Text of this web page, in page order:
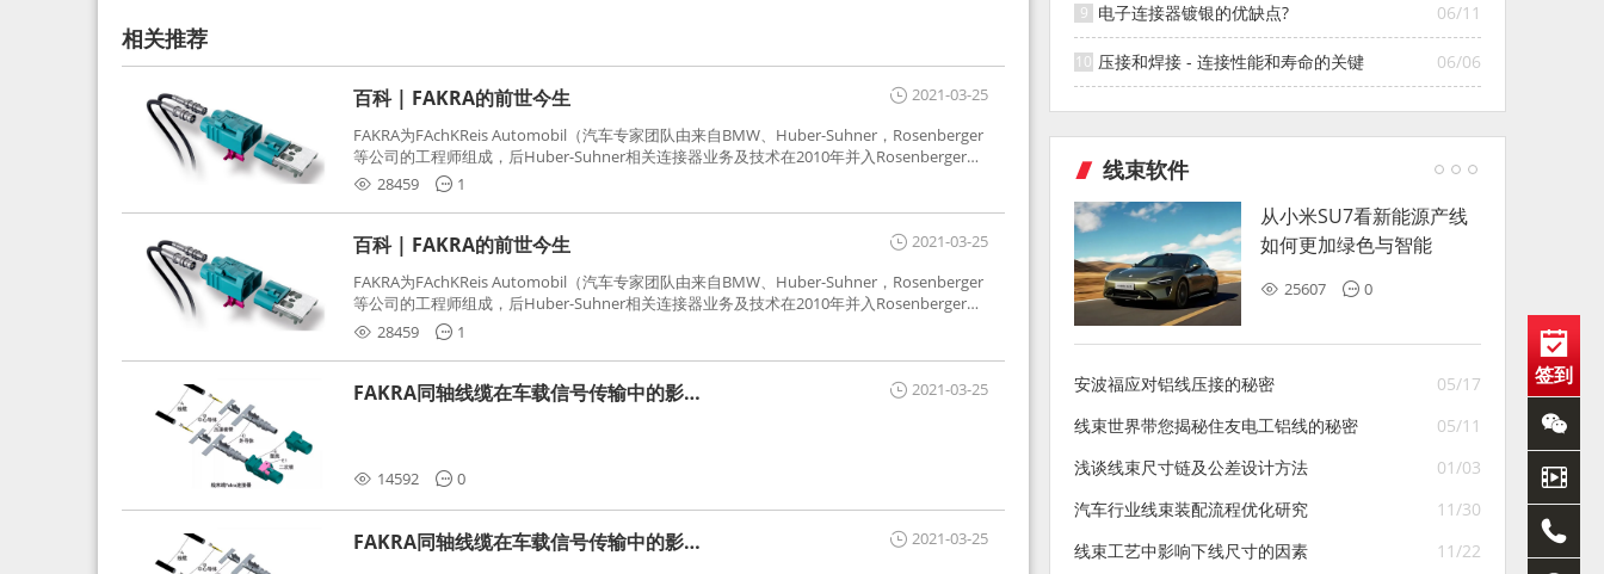
相关推荐
2021-03-25
百科 | FAKRA的前世今生
FAKRA为FAchKReis Automobil（汽车专家团队由来自BMW、Huber-Suhner，Rosenberger
等公司的工程师组成，后Huber-Suhner相关连接器业务及技术在2010年并入Rosenberger）
缩写。起初为BMW需求用于车载收音机天线连接，如今FAKRA已成为汽车行业通用标准的射
频连接器，被业内广泛应用。
28459 1
2021-03-25
百科 | FAKRA的前世今生
FAKRA为FAchKReis Automobil（汽车专家团队由来自BMW、Huber-Suhner，Rosenberger
等公司的工程师组成，后Huber-Suhner相关连接器业务及技术在2010年并入Rosenberger）
缩写。起初为BMW需求用于车载收音机天线连接，如今FAKRA已成为汽车行业通用标准的射
频连接器，被业内广泛应用。
28459 1
2021-03-25
FAKRA同轴线缆在车载信号传输中的影响
14592 0
2021-03-25
FAKRA同轴线缆在车载信号传输中的影响
06/11
电子连接器镀银的优缺点?
06/06
压接和焊接 - 连接性能和寿命的关键
线束软件
从小米SU7看新能源产线
如何更加绿色与智能
25607 0
05/17
安波福应对铝线压接的秘密
05/11
线束世界带您揭秘住友电工铝线的秘密
01/03
浅谈线束尺寸链及公差设计方法
11/30
汽车行业线束装配流程优化研究
11/22
线束工艺中影响下线尺寸的因素
签到